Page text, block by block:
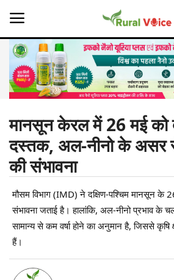
Home
About Us
Leadership Profiles
Opinion
Politics
Magazine
मानसून केरल में 26 मई को
दस्तक, अल-नीनो के असर
की संभावना
मौसम विभाग (IMD) ने दक्षिण-पश्चिम मानसून के
संभावना जताई है। हालांकि, अल-नीनो प्रभाव के
सामान्य से कम वर्षा होने का अनुमान है, जिससे कृषि
हैं।